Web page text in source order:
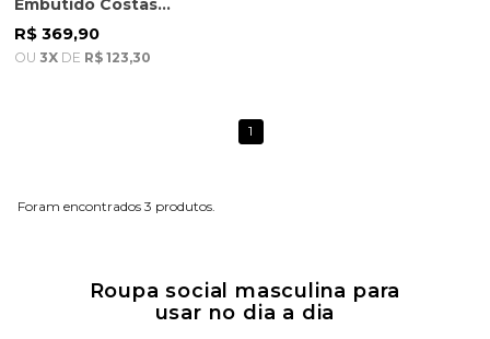
Embutido Costas
Masculina Cinza Gelo
R$ 369,90
OU 3X DE R$ 123,30
1
3
Roupa social masculina para
usar no dia a dia